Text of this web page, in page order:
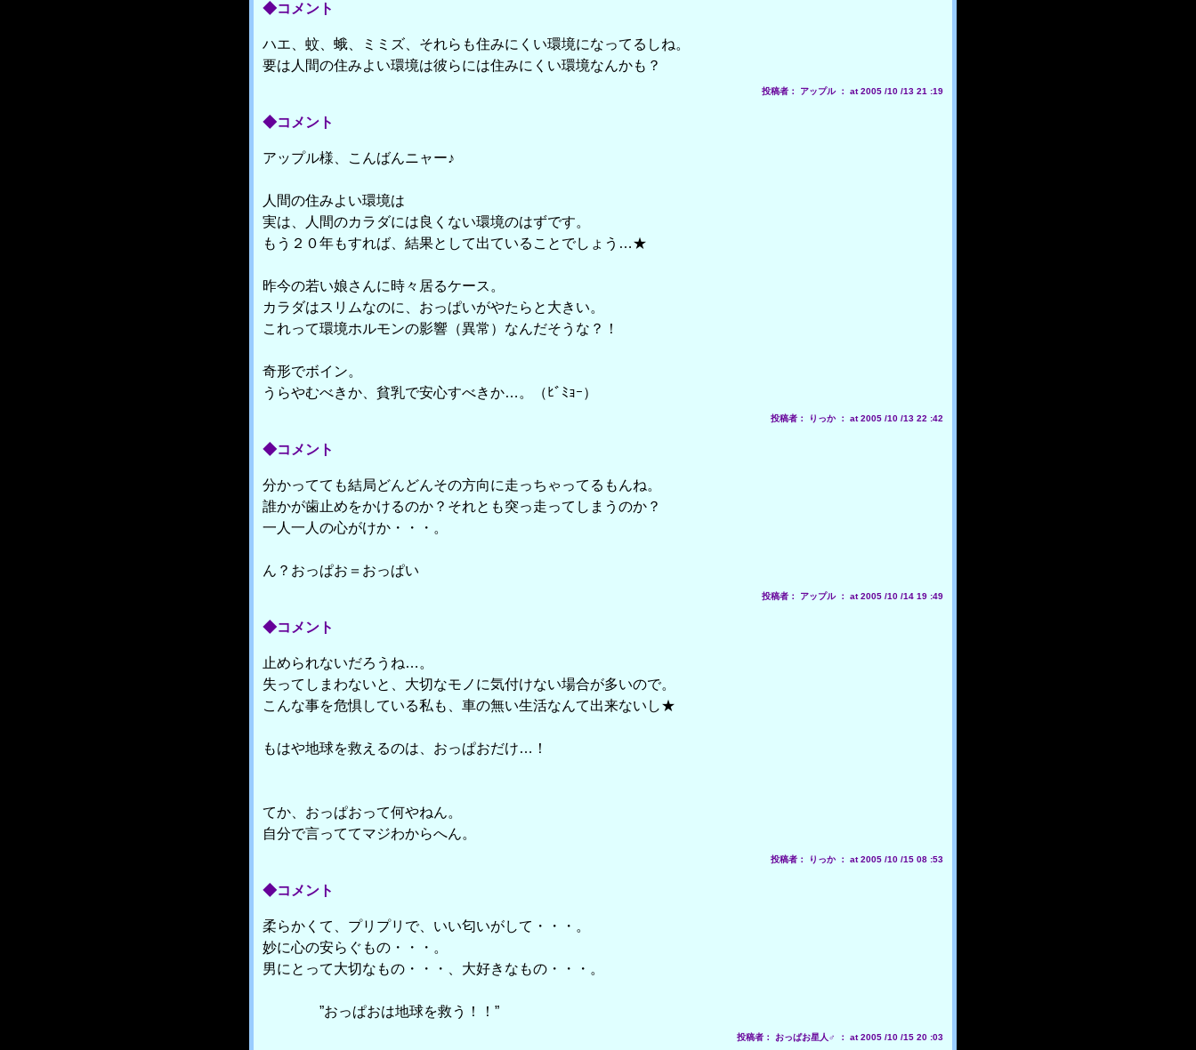
◆コメント
ハエ、蚊、蛾、ミミズ、それらも住みにくい環境になってるしね。
要は人間の住みよい環境は彼らには住みにくい環境なんかも？
投稿者： アップル ： at 2005 /10 /13 21 :19
◆コメント
アップル様、こんばんニャー♪
人間の住みよい環境は
実は、人間のカラダには良くない環境のはずです。
もう２０年もすれば、結果として出ていることでしょう…★
昨今の若い娘さんに時々居るケース。
カラダはスリムなのに、おっぱいがやたらと大きい。
これって環境ホルモンの影響（異常）なんだそうな？！
奇形でボイン。
うらやむべきか、貧乳で安心すべきか…。（ﾋﾞﾐｮｰ）
投稿者： りっか ： at 2005 /10 /13 22 :42
◆コメント
分かってても結局どんどんその方向に走っちゃってるもんね。
誰かが歯止めをかけるのか？それとも突っ走ってしまうのか？
一人一人の心がけか・・・。
ん？おっぱお＝おっぱい
投稿者： アップル ： at 2005 /10 /14 19 :49
◆コメント
止められないだろうね…。
失ってしまわないと、大切なモノに気付けない場合が多いので。
こんな事を危惧している私も、車の無い生活なんて出来ないし★
もはや地球を救えるのは、おっぱおだけ…！
てか、おっぱおって何やねん。
自分で言っててマジわからへん。
投稿者： りっか ： at 2005 /10 /15 08 :53
◆コメント
柔らかくて、プリプリで、いい匂いがして・・・。
妙に心の安らぐもの・・・。
男にとって大切なもの・・・、大好きなもの・・・。
”おっぱおは地球を救う！！”
投稿者： おっぱお星人♂ ： at 2005 /10 /15 20 :03